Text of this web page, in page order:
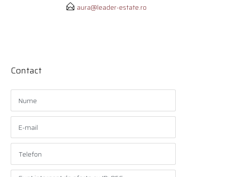
aura@leader-estate.ro
Contact